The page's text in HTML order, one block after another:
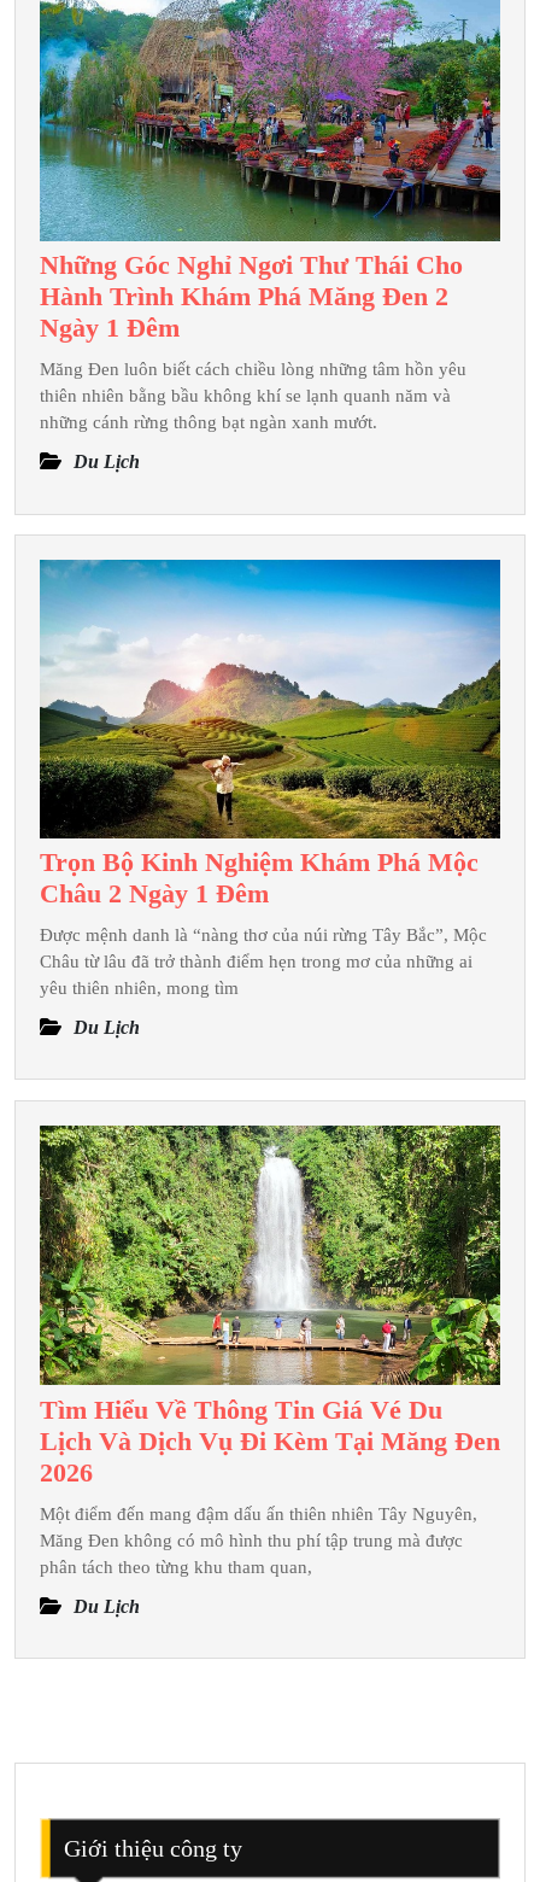
Những Góc Nghỉ Ngơi Thư Thái Cho
Hành Trình Khám Phá Măng Đen 2
Ngày 1 Đêm
Góc
Nghỉ
Ngơi
Cho
Trình
Khám
Phá
Măng
Đen
2
Ngày
1
Đêm
Măng Đen luôn biết cách chiều lòng những tâm hồn yêu
thiên nhiên bằng bầu không khí se lạnh quanh năm và
những cánh rừng thông bạt ngàn xanh mướt.
Du Lịch
Trọn Bộ Kinh Nghiệm Khám Phá Mộc
Châu 2 Ngày 1 Đêm
Bộ
Kinh
Mộc
2
Ngày
1
Đêm
Được mệnh danh là “nàng thơ của núi rừng Tây Bắc”, Mộc
Châu từ lâu đã trở thành điểm hẹn trong mơ của những ai
yêu thiên nhiên, mong tìm
Du Lịch
Tìm Hiểu Về Thông Tin Giá Vé Du
Lịch Và Dịch Vụ Đi Kèm Tại Măng Đen
2026Tìm
Hiểu
Về
Thông
Tin
Giá
Vé
Vụ
Đi
Một điểm đến mang đậm dấu ấn thiên nhiên Tây Nguyên,
Măng Đen không có mô hình thu phí tập trung mà được
phân tách theo từng khu tham quan,
Du Lịch
Giới thiệu công ty